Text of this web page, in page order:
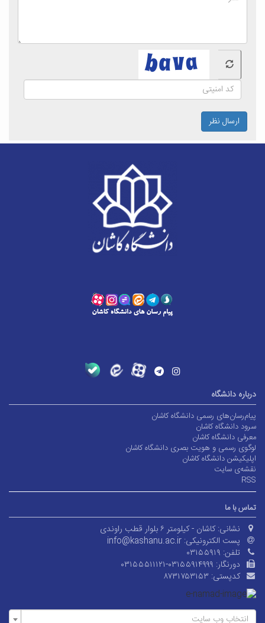
ارسال نظر
درباره دانشگاه
پیام‌رسان‌های رسمی دانشگاه کاشان
سرود دانشگاه کاشان
معرفی دانشگاه کاشان
لوگوی رسمی و هویت بصری دانشگاه کاشان
اپلیکیشن دانشگاه کاشان
نقشه‌ی سایت
RSS
تماس با ما
نشانی: کاشان - کیلومتر ۶ بلوار قطب راوندی
پست الکترونیکی: info@kashanu.ac.ir
تلفن: ۰۳۱۵۵۹۱۹
دورنگار: ۰۳۱۵۵۵۱۱۱۲۱-۰۳۱۵۵۹۱۴۹۹۹
کدپستی: ۸۷۳۱۷۵۳۱۵۳
انتخاب وب سایت